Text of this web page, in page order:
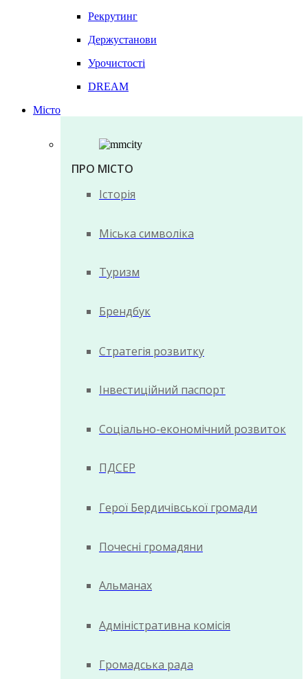
Рекрутинг
Держустанови
Урочистості
DREAM
Місто
ПРО МІСТО
Історія
Міська символіка
Туризм
Брендбук
Стратегія розвитку
Інвестиційний паспорт
Соціально-економічний розвиток
ПДСЕР
Герої Бердичівської громади
Почесні громадяни
Альманах
Адміністративна комісія
Громадська рада